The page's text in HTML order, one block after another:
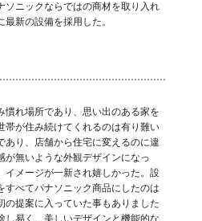
ソニックならではの商材を取り入れ
新の設備を採用した。
慣れ場所であり、思い出のある家を
帯が住み続けてくれるのは有り難い
あり、店舗から住宅に変えるのに違
が無いような外観デザインになっ
イメージが一新され嬉しかった。設
すべてパナソニック商品にしたのは
の提案に入っていた事もありました